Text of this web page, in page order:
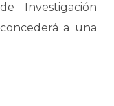
Investigación
a una